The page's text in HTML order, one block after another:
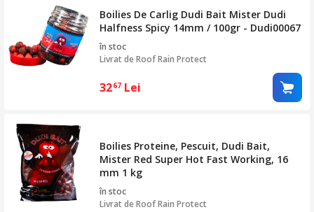
Boilies De Carlig Dudi Bait Mister Dudi
Halfness Spicy 14mm / 100gr - Dudi00067
în stoc
Livrat deRoof Rain Protect
3267 Lei
Boilies Proteine, Pescuit, Dudi Bait,
Mister Red Super Hot Fast Working, 16
mm 1 kg
în stoc
Livrat deRoof Rain Protect